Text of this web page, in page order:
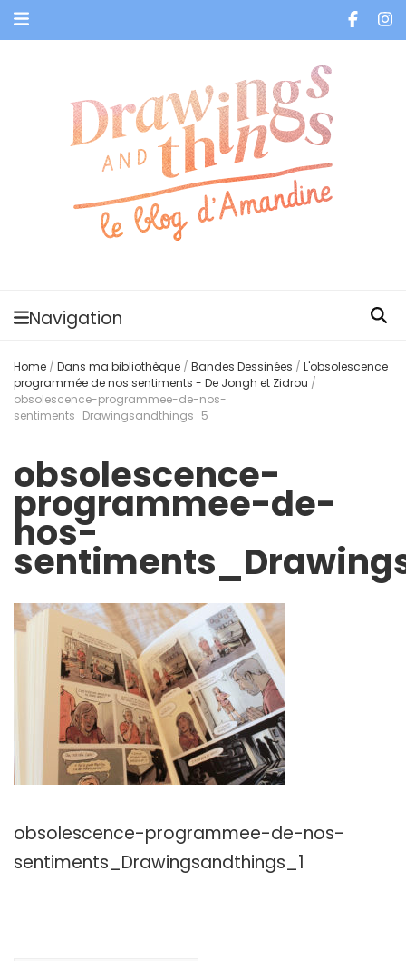
Navigation
Home / Dans ma bibliothèque / Bandes Dessinées / L'obsolescence
programmée de nos sentiments - De Jongh et Zidrou /
obsolescence-programmee-de-nos-
sentiments_Drawingsandthings_5
obsolescence-
programmee-de-
nos-
obsolescence-programmee-de-nos-
sentiments_Drawingsandthings_1